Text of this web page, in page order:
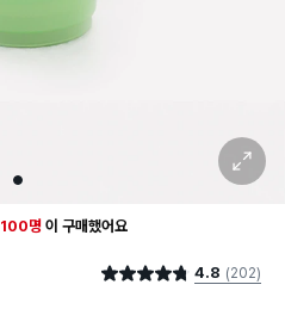
1
확대 보기
100명 이 구매했어요
구매했어요별점 4.8점 4.8 (202)